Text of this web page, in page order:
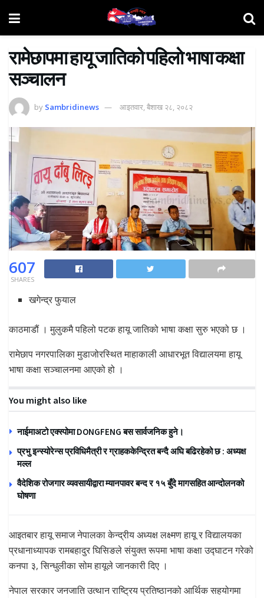
रामेछापमा हायू जातिको पहिलाे भाषा कक्षा
सञ्चालन
by Sambridinews आइतवार, बैशाख २८, २०८२
607
SHARES
खगेन्द्र फुयाल
काठमाडौं । मुलुकमै पहिलो पटक हायू जातिको भाषा कक्षा सुरु भएको छ ।
रामेछाप नगरपालिका मुडाजोरस्थित माहाकाली आधारभूत विद्यालयमा हायू
भाषा कक्षा सञ्चालनमा आएको हो ।
You might also like
नाईमाअटो एक्स्पोमा DONGFENG बस सार्वजनिक हुने।
प्रभु इन्स्योरेन्स प्रविधिमैत्री र ग्राहककेन्द्रित बन्दै अघि बढिरहेको छ : अध्यक्ष
मल्ल
वैदेशिक रोजगार व्यवसायीद्वारा म्यानपावर बन्द र १५ बुँदे मागसहित आन्दोलनको
घोषणा
आइतबार हायू समाज नेपालका केन्द्रीय अध्यक्ष लक्ष्मण हायू र विद्यालयका
प्रधानाध्यापक रामबहादुर घिसिङले संयुक्त रूपमा भाषा कक्षा उद्घाटन गरेको
कनपा ३, सिन्धुलीका सोम हायूले जानकारी दिए ।
नेपाल सरकार जनजाति उत्थान राष्ट्रिय प्रतिष्ठानको आर्थिक सहयोगमा